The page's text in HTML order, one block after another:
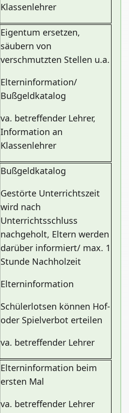
Klassenlehrer
Eigentum ersetzen,
säubern von
verschmutzten Stellen u.a.
Elterninformation/
Bußgeldkatalog
va. betreffender Lehrer,
Information an
Klassenlehrer
Bußgeldkatalog
Gestörte Unterrichtszeit
wird nach
Unterrichtsschluss
nachgeholt, Eltern werden
darüber informiert/ max. 1
Stunde Nachholzeit
Elterninformation
Schülerlotsen können Hof-
oder Spielverbot erteilen
va. betreffender Lehrer
Elterninformation beim
ersten Mal
va. betreffender Lehrer